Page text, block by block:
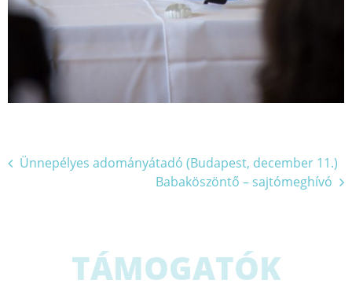
Bejegyzés
Ünnepélyes adományátadó (Budapest, december 11.)
Babaköszöntő – sajtómeghívó
TÁMOGATÓK